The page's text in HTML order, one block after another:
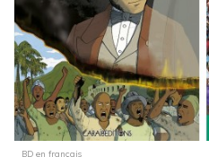
BD en français